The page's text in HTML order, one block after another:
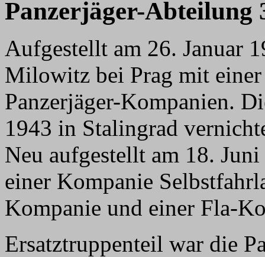
Panzerjäger-Abteilung
Aufgestellt am 26. Januar
Milowitz bei Prag mit
Panzerjäger-Kompanien.
1943 in Stalingrad
Neu aufgestellt am 18.
einer Kompanie
Kompanie und einer Fla-
Ersatztruppenteil war die